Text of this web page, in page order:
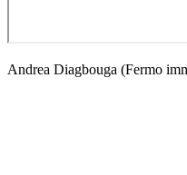
Andrea Diagbouga (Fermo